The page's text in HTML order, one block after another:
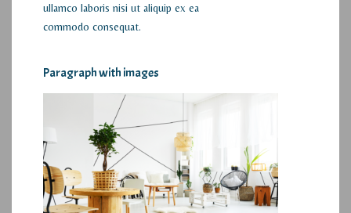
ullamco laboris nisi ut aliquip ex ea
commodo consequat.
Paragraph with images